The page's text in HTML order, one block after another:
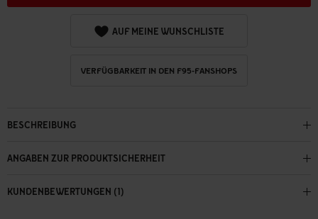
AUF MEINE WUNSCHLISTE
VERFÜGBARKEIT IN DEN F95-FANSHOPS
BESCHREIBUNG
ANGABEN ZUR PRODUKTSICHERHEIT
KUNDENBEWERTUNGEN (1)